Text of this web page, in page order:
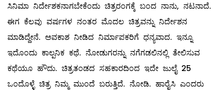
ಸಿನಿಮಾ ನಿರ್ದೇಶಕನಾಗಬೇಕೆಂದು ಚಿತ್ರರಂಗಕ್ಕೆ ಬಂದ ನಾನು, ನಟನಾದೆ.
ಈಗ ಕೆಲವು ವರ್ಷಗಳ ನಂತರ ಮೊದಲ ಚಿತ್ರವನ್ನು ನಿರ್ದೇಶನ
ಮಾಡಿದ್ದೇನೆ‌. ಅವಕಾಶ ನೀಡಿದ ನಿರ್ಮಾಪಕರಿಗೆ ಧನ್ಯವಾದ. ಇನ್ನೂ
ಇದೊಂದು ಕಾಲ್ಪನಿಕ ಕಥೆ. ನೋಡುಗರನ್ನು ನಗೆಗಡಲಿನಲ್ಲಿ ತೇಲಿಸುವ
ಕಥೆಯೂ ಹೌದು. ಚಿತ್ರತಂಡದ ಸಹಕಾರದಿಂದ ಇದೇ ಜುಲೈ 25
ಒಂದೊಳ್ಳೆ ಚಿತ್ರ ನಿಮ್ಮ ಮುಂದೆ ಬರುತ್ತಿದೆ. ನೋಡಿ. ಹಾರೈಸಿ ಎಂದರು